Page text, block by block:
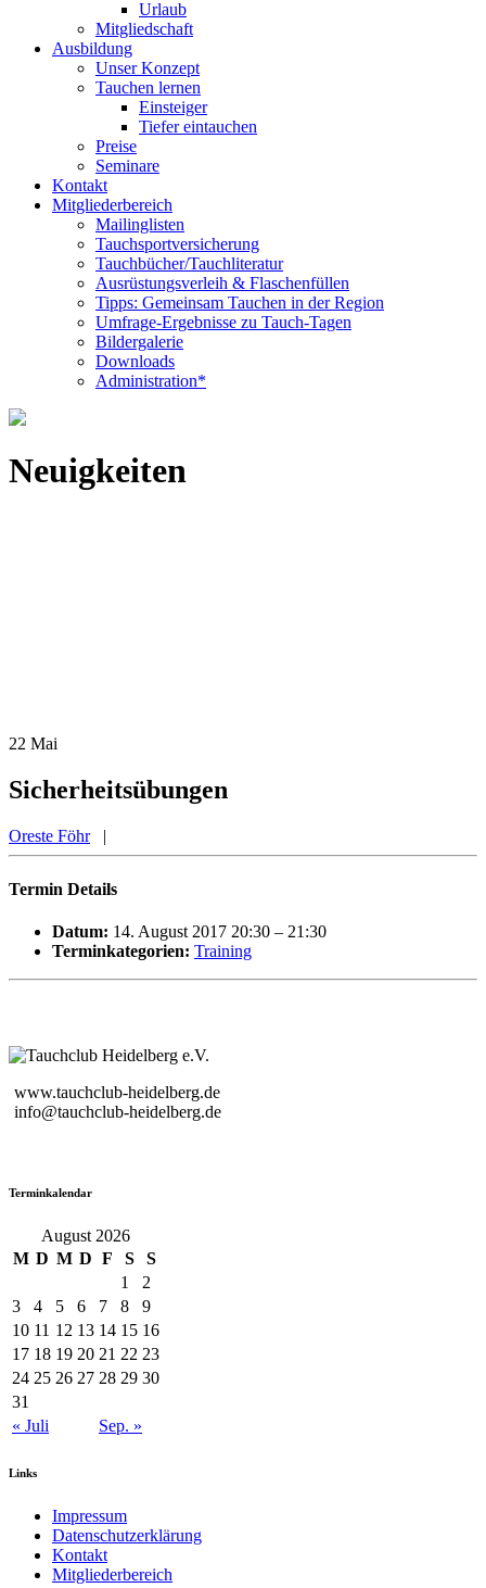
Urlaub
Mitgliedschaft
Ausbildung
Unser Konzept
Tauchen lernen
Einsteiger
Tiefer eintauchen
Preise
Seminare
Kontakt
Mitgliederbereich
Mailinglisten
Tauchsportversicherung
Tauchbücher/Tauchliteratur
Ausrüstungsverleih & Flaschenfüllen
Tipps: Gemeinsam Tauchen in der Region
Umfrage-Ergebnisse zu Tauch-Tagen
Bildergalerie
Downloads
Administration*
Neuigkeiten
22 Mai
Sicherheitsübungen
Oreste Föhr|
Termin Details
Datum: 14. August 2017 20:30 – 21:30
Terminkategorien: Training
www.tauchclub-heidelberg.de
info@tauchclub-heidelberg.de
Terminkalendar
August 2026
M D M D F S
S
1
2
3
4 5 6 7 8
9
10 11 12 13 14 15 16
17 18 19 20 21 22 23
24 25 26 27 28 29 30
31
« Juli
Sep. »
Links
Impressum
Datenschutzerklärung
Kontakt
Mitgliederbereich